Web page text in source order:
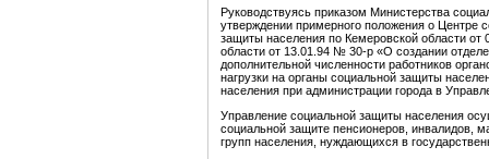
Руководствуясь приказом Министерства
утверждении примерного положения о Центре
защиты населения по Кемеровской области
области от 13.01.94 № 30-р «О создании
дополнительной численности работников
нагрузки на органы социальной защиты
населения при администрации города в
Управление социальной защиты населения
социальной защите пенсионеров, инвалидов,
групп населения, нуждающихся в